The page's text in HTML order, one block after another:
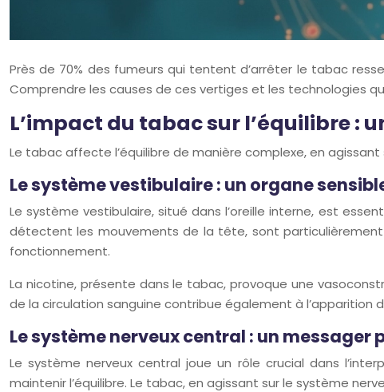
Près de 70% des fumeurs qui tentent d’arrêter le tabac
Comprendre les causes de ces vertiges et les technologies
L’impact du tabac sur l’équilibre :
Le tabac affecte l’équilibre de manière complexe, en
Le système vestibulaire : un organe
Le système vestibulaire, situé dans l’oreille interne, est
détectent les mouvements de la tête, sont
fonctionnement.
La nicotine, présente dans le tabac, provoque une
de la circulation sanguine contribue également à l’apparition
Le système nerveux central : un messager
Le système nerveux central joue un rôle crucial dans
maintenir l’équilibre. Le tabac, en agissant sur le système